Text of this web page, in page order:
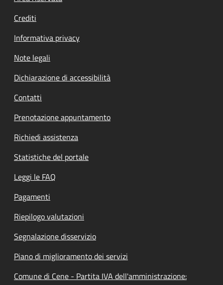
Crediti
Informativa privacy
Note legali
Dichiarazione di accessibilità
Contatti
Prenotazione appuntamento
Richiedi assistenza
Statistiche del portale
Leggi le FAQ
Pagamenti
Riepilogo valutazioni
Segnalazione disservizio
Piano di miglioramento dei servizi
Comune di Cene - Partita IVA dell'amministrazione: